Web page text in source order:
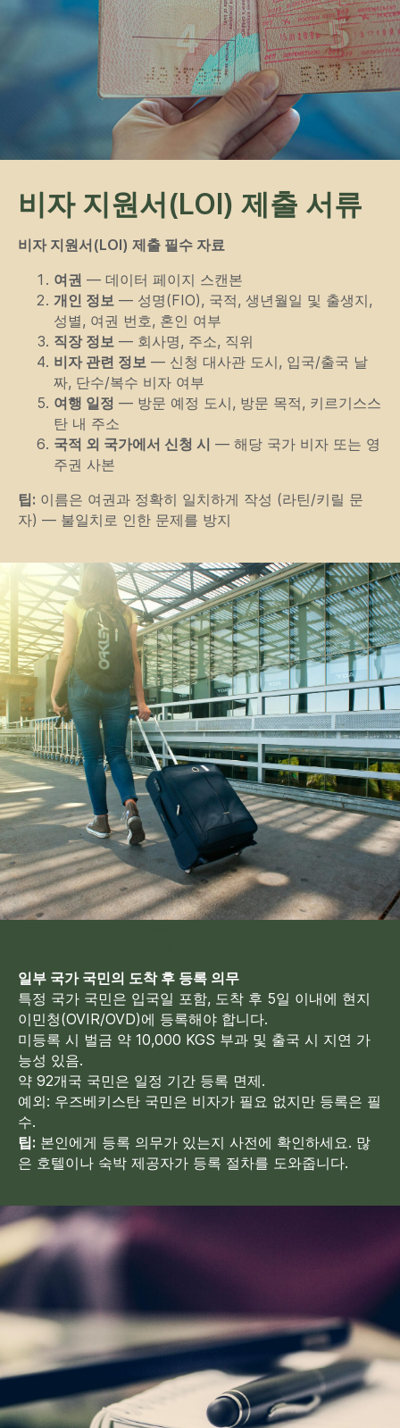
비자 지원서(LOI) 제출 서류
비자 지원서(LOI) 제출 필수 자료
여권 — 데이터 페이지 스캔본
개인 정보 — 성명(FIO), 국적, 생년월일 및 출생지,
성별, 여권 번호, 혼인 여부
직장 정보 — 회사명, 주소, 직위
비자 관련 정보 — 신청 대사관 도시, 입국/출국 날
짜, 단수/복수 비자 여부
여행 일정 — 방문 예정 도시, 방문 목적, 키르기스스
탄 내 주소
국적 외 국가에서 신청 시 — 해당 국가 비자 또는 영
주권 사본
팁: 이름은 여권과 정확히 일치하게 작성 (라틴/키릴 문
자) — 불일치로 인한 문제를 방지
일부 국가 국민의 도착 후 등록 의무
특정 국가 국민은 입국일 포함, 도착 후 5일 이내에 현지
이민청(OVIR/OVD)에 등록해야 합니다.
미등록 시 벌금 약 10,000 KGS 부과 및 출국 시 지연 가
능성 있음.
약 92개국 국민은 일정 기간 등록 면제.
예외: 우즈베키스탄 국민은 비자가 필요 없지만 등록은 필
수.
팁: 본인에게 등록 의무가 있는지 사전에 확인하세요. 많
은 호텔이나 숙박 제공자가 등록 절차를 도와줍니다.
추가 질문이 있거나 더 많은 정보가
필요하신가요?
아래 양식을 사용하여 저희에게 직접
연락하세요.
+82
버튼을 누르면 개인정보 처리방침에 동
의하게 됩니다.